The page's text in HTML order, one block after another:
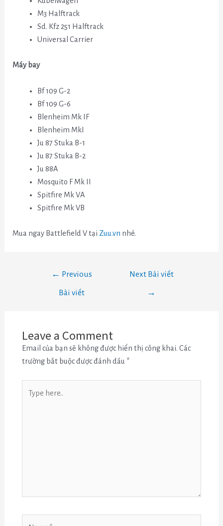
M3 Halftrack
Sd. Kfz 251 Halftrack
Universal Carrier
Máy bay
Bf 109 G-2
Bf 109 G-6
Blenheim Mk IF
Blenheim MkI
Ju 87 Stuka B-1
Ju 87 Stuka B-2
Ju 88A
Mosquito F Mk II
Spitfire Mk VA
Spitfire Mk VB
Mua ngay Battlefield V tại Zuu.vn nhé.
← Previous
Bài viết
Next Bài viết
→
Leave a Comment
Email của bạn sẽ không được hiển thị công khai. Các
trường bắt buộc được đánh dấu *
here..